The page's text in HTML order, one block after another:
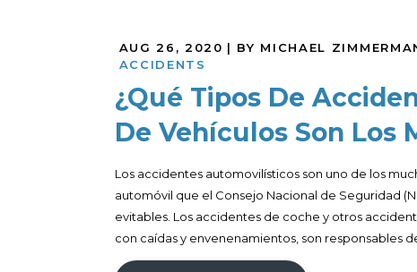
AUG 26, 2020 | BY MICHAEL
ACCIDENTS
¿Qué Tipos De
De Vehículos Son Los
Los accidentes automovilísticos son uno de los
automóvil que el Consejo Nacional de Seguridad
evitables. Los accidentes de coche y otros
con caídas y envenenamientos, son responsables